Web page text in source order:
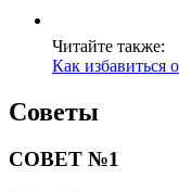
Читайте также:
Как избавиться
Советы
СОВЕТ №1